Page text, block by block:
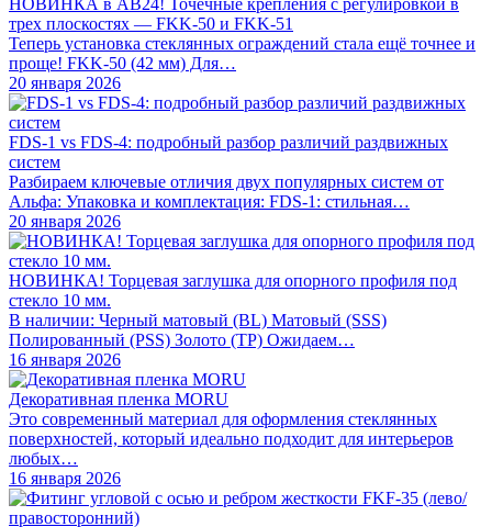
НОВИНКА в АВ24! Точечные крепления с регулировкой в
трех плоскостях — FKK-50 и FKK-51
Теперь установка стеклянных ограждений стала ещё точнее и
проще! FKK-50 (42 мм) Для…
20 января 2026
FDS-1 vs FDS-4: подробный разбор различий раздвижных
систем
Разбираем ключевые отличия двух популярных систем от
Альфа: Упаковка и комплектация: FDS-1: стильная…
20 января 2026
НОВИНКА! Торцевая заглушка для опорного профиля под
стекло 10 мм.
В наличии: Черный матовый (BL) Матовый (SSS)
Полированный (PSS) Золото (TP) Ожидаем…
16 января 2026
Декоративная пленка MORU
Это современный материал для оформления стеклянных
поверхностей, который идеально подходит для интерьеров
любых…
16 января 2026